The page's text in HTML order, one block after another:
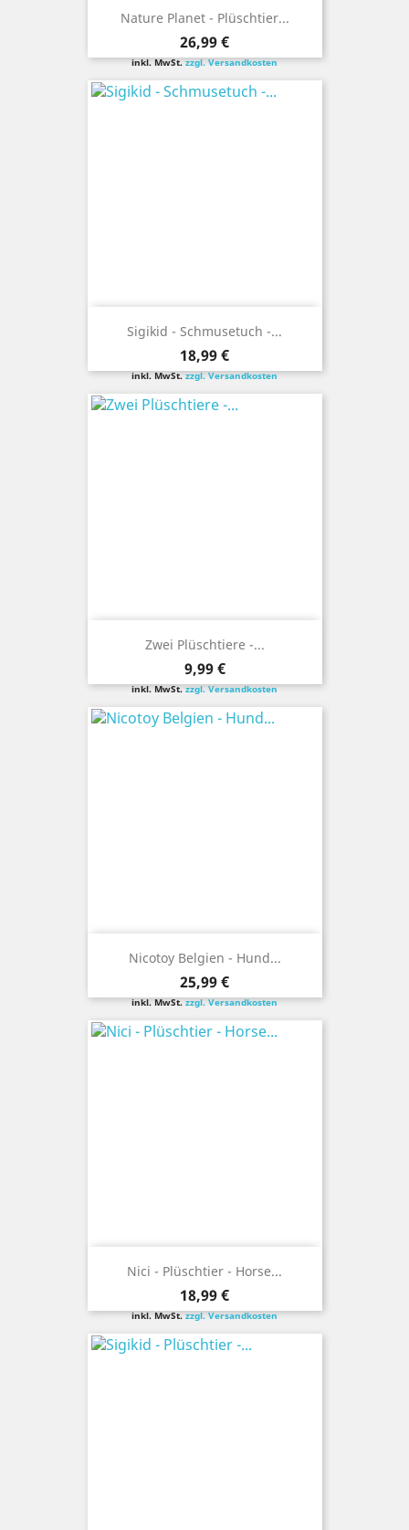
Nature Planet - Plüschtier...
Preis
26,99 €
inkl. MwSt.zzgl. Versandkosten
Sigikid - Schmusetuch -...
Preis
18,99 €
inkl. MwSt.zzgl. Versandkosten
Zwei Plüschtiere -...
Preis
9,99 €
inkl. MwSt.zzgl. Versandkosten
Nicotoy Belgien - Hund...
Preis
25,99 €
inkl. MwSt.zzgl. Versandkosten
Nici - Plüschtier - Horse...
Preis
18,99 €
inkl. MwSt.zzgl. Versandkosten